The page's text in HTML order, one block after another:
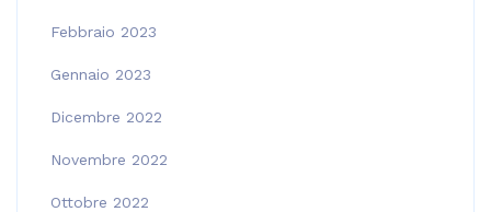
Febbraio 2023
Gennaio 2023
Dicembre 2022
Novembre 2022
Ottobre 2022